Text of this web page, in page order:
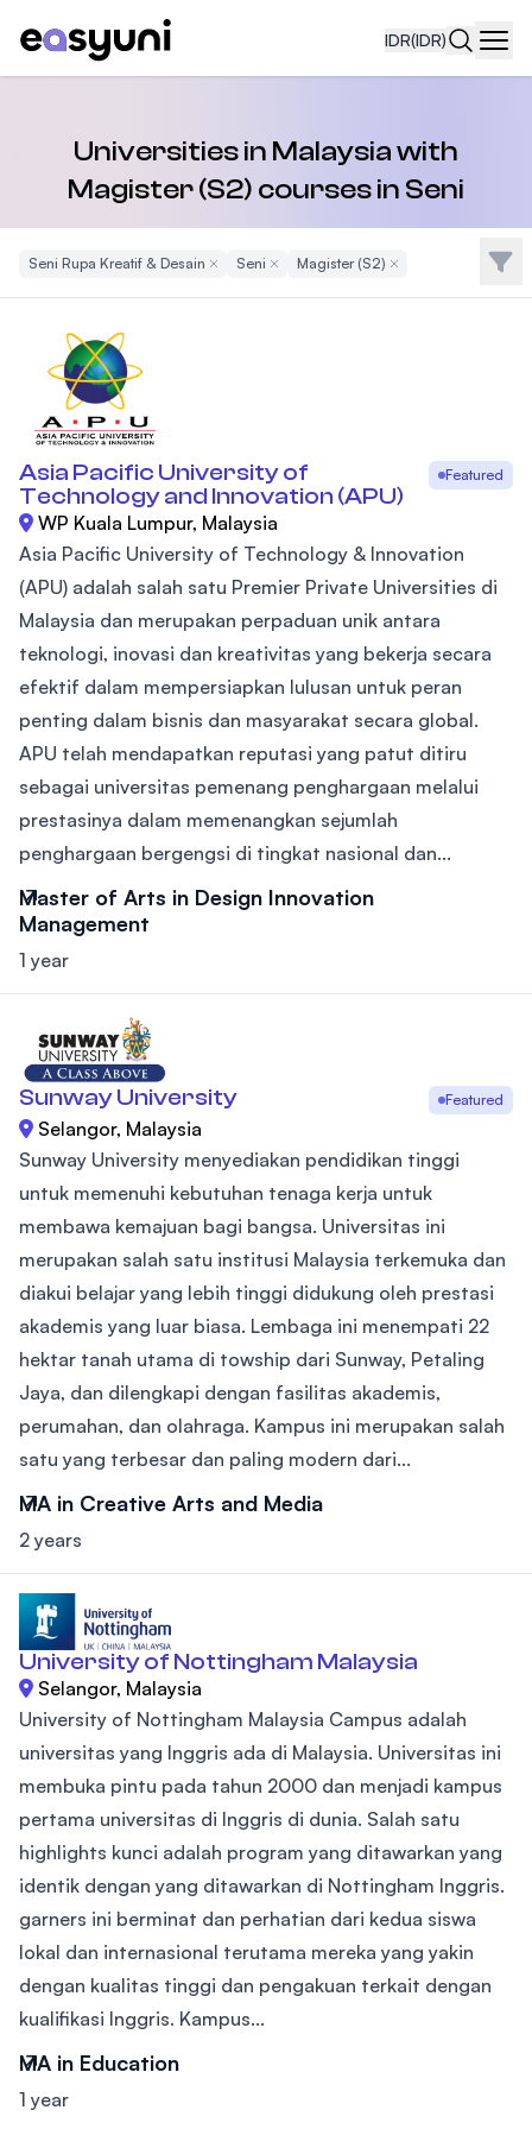
IDR(IDR)
Universities in Malaysia with
Magister (S2) courses in Seni
Seni Rupa Kreatif & Desain Remove Filter
Seni Remove Filter
Magister (S2) Remove Filter Filter
Asia Pacific University of
Technology and Innovation (APU)
Featured
WP Kuala Lumpur, Malaysia
Asia Pacific University of Technology & Innovation
(APU) adalah salah satu Premier Private Universities di
Malaysia dan merupakan perpaduan unik antara
teknologi, inovasi dan kreativitas yang bekerja secara
efektif dalam mempersiapkan lulusan untuk peran
penting dalam bisnis dan masyarakat secara global.
APU telah mendapatkan reputasi yang patut ditiru
sebagai universitas pemenang penghargaan melalui
prestasinya dalam memenangkan sejumlah
penghargaan bergengsi di tingkat nasional dan...
Master of Arts in Design Innovation
Management
1 year
Sunway University Featured
Selangor, Malaysia
Sunway University menyediakan pendidikan tinggi
untuk memenuhi kebutuhan tenaga kerja untuk
membawa kemajuan bagi bangsa. Universitas ini
merupakan salah satu institusi Malaysia terkemuka dan
diakui belajar yang lebih tinggi didukung oleh prestasi
akademis yang luar biasa. Lembaga ini menempati 22
hektar tanah utama di towship dari Sunway, Petaling
Jaya, dan dilengkapi dengan fasilitas akademis,
perumahan, dan olahraga. Kampus ini merupakan salah
satu yang terbesar dan paling modern dari...
MA in Creative Arts and Media
2 years
University of Nottingham Malaysia
Selangor, Malaysia
University of Nottingham Malaysia Campus adalah
universitas yang Inggris ada di Malaysia. Universitas ini
membuka pintu pada tahun 2000 dan menjadi kampus
pertama universitas di Inggris di dunia. Salah satu
highlights kunci adalah program yang ditawarkan yang
identik dengan yang ditawarkan di Nottingham Inggris.
garners ini berminat dan perhatian dari kedua siswa
lokal dan internasional terutama mereka yang yakin
dengan kualitas tinggi dan pengakuan terkait dengan
kualifikasi Inggris. Kampus...
MA in Education
1 year